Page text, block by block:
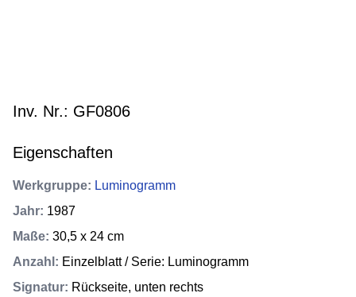
Inv. Nr.: GF0806
Eigenschaften
Werkgruppe: Luminogramm
Jahr: 1987
Maße: 30,5 x 24 cm
Anzahl : Einzelblatt / Serie: Luminogramm
Signatur: Rückseite, unten rechts